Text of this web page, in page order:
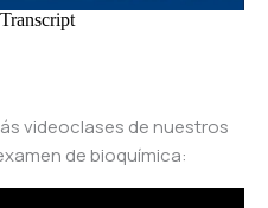
videoclases de nuestros
de bioquímica: